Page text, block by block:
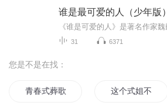
谁是最可爱的人（少年版）
31 6371
您是不是在找：
青春式葬歌 这个式姐不太冷